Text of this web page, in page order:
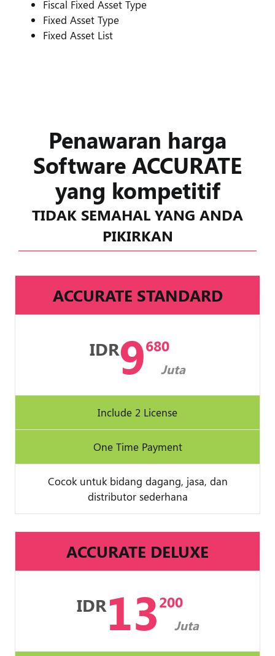
Fiscal Fixed Asset Type
Fixed Asset Type
Fixed Asset List
Penawaran harga
Software ACCURATE
yang kompetitif
TIDAK SEMAHAL YANG ANDA
PIKIRKAN
ACCURATE STANDARD
IDR9680
Juta
Include 2 License
One Time Payment
Cocok untuk bidang dagang, jasa, dan
distributor sederhana
ACCURATE DELUXE
IDR13200
Juta